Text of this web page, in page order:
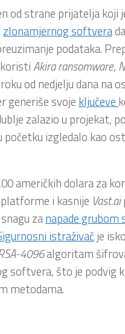
od strane prijatelja koji
zlonamjernog softvera
podataka.
Akira ransomware,
od nedjelju dana na
generiše svoje ključeve
zalazio u projekat,
početku izgledalo kao
američkih dolara za
i kasnije Vast.ai
zanapade grubom
istraživačje
4096algoritam
softvera, što je podvig
metodama.